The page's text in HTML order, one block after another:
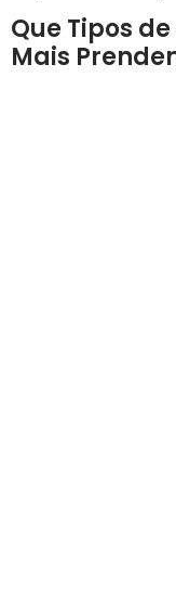
Que Tipos
Mais